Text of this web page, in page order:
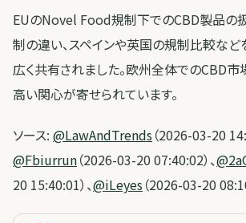
EUのNovel Food規制下でのCBD製品の
制の違い、スペインや英国の規制比較な
広く共有されました。欧州全体でのCBD
高い関心が寄せられています。
ソース: @LawAndTrends （2026-03-20
@Fbiurrun（2026-03-20 07:40:02）、
20 15:40:01）、@iLeyes （2026-03-20